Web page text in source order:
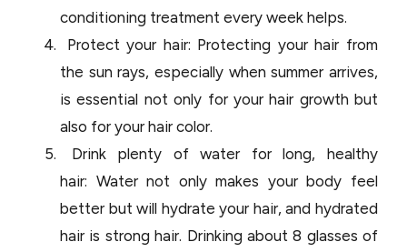
conditioning treatment every week helps.
Protect your hair: Protecting your hair from
the sun rays, especially when summer arrives,
is essential not only for your hair growth but
also for your hair color.
Drink plenty of water for long, healthy
hair: Water not only makes your body feel
better but will hydrate your hair, and hydrated
hair is strong hair. Drinking about 8 glasses of